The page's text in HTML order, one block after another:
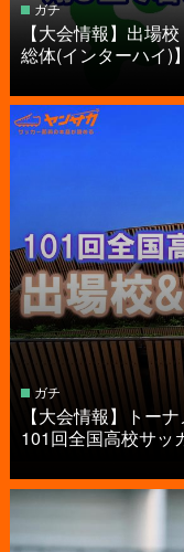
ガチ
【大会情報】出場
総体(インターハイ)
ガチ
【大会情報】トー
101回全国高校サッ